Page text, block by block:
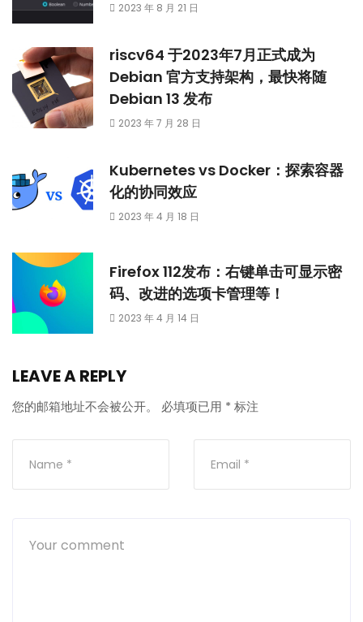
2023 年 8 月 21 日
riscv64 于2023年7月正式成为
Debian 官方支持架构，最快将随
Debian 13 发布
2023 年 7 月 28 日
Kubernetes vs Docker：探索容器
化的协同效应
2023 年 4 月 18 日
Firefox 112发布：右键单击可显示密
码、改进的选项卡管理等！
2023 年 4 月 14 日
LEAVE A REPLY
您的邮箱地址不会被公开。 必填项已用 * 标注